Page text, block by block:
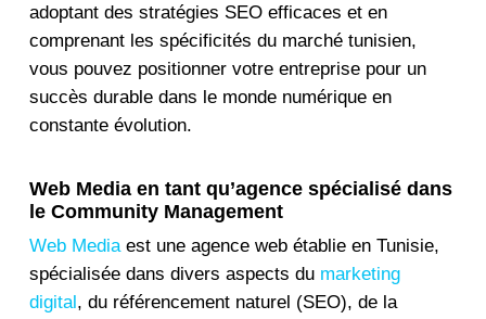
adoptant des stratégies SEO efficaces et en
comprenant les spécificités du marché tunisien,
vous pouvez positionner votre entreprise pour un
succès durable dans le monde numérique en
constante évolution.
Web Media en tant qu’agence spécialisé dans
le Community Management
Web Mediaest une agence web établie en Tunisie,
spécialisée dans divers aspects du marketing
digital , du référencement naturel (SEO), de la